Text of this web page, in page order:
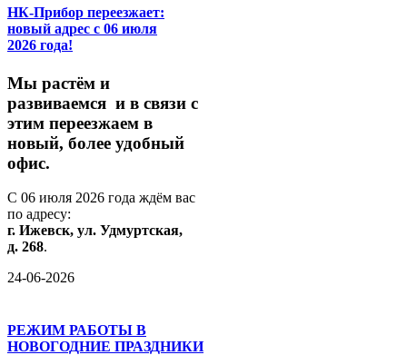
НК-Прибор переезжает:
новый адрес с 06 июля
2026 года!
Мы растём и
развиваемся и в связи с
этим переезжаем в
новый, более удобный
офис.
С 06 июля 2026 года ждём вас
по адресу:
г. Ижевск, ул. Удмуртская,
д. 268.
24-06-2026
РЕЖИМ РАБОТЫ В
НОВОГОДНИЕ ПРАЗДНИКИ